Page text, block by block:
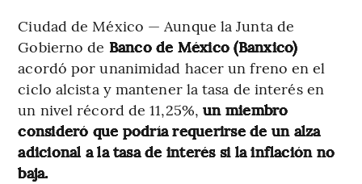
Ciudad de México — Aunque la Junta de
Gobierno de Banco de México (Banxico)
acordó por unanimidad hacer un freno en el
ciclo alcista y mantener la tasa de interés en
un nivel récord de 11,25%, un miembro
consideró que podría requerirse de un alza
adicional a la tasa de interés si la inflación no
baja.